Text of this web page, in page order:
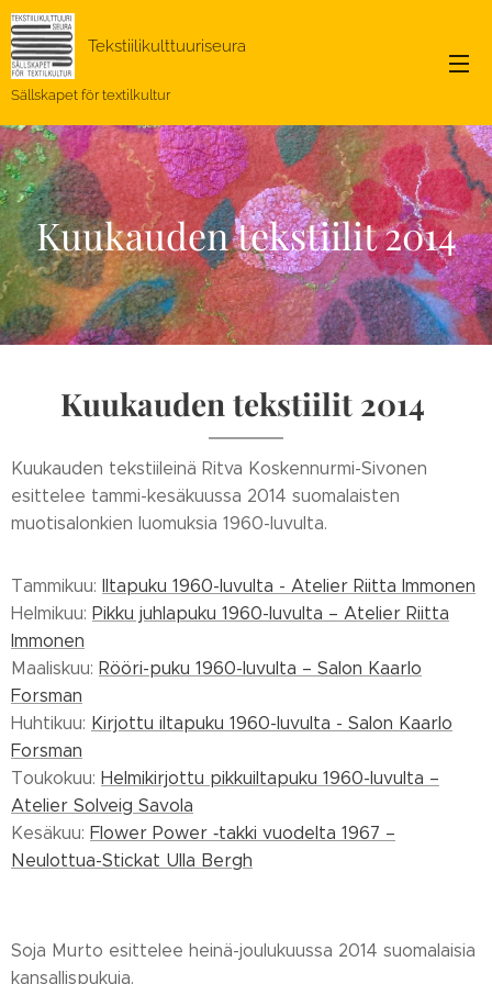
Tekstiilikulttuuriseura
Sällskapet för textilkultur
Kuukauden tekstiilit 2014
Kuukauden tekstiilit 2014
Kuukauden tekstiileinä Ritva Koskennurmi-Sivonen
esittelee tammi-kesäkuussa 2014 suomalaisten
muotisalonkien luomuksia 1960-luvulta.
Tammikuu: Iltapuku 1960-luvulta - Atelier Riitta Immonen
Helmikuu: Pikku juhlapuku 1960-luvulta – Atelier Riitta
Immonen
Maaliskuu: Rööri-puku 1960-luvulta – Salon Kaarlo
Forsman
Huhtikuu: Kirjottu iltapuku 1960-luvulta - Salon Kaarlo
Forsman
Toukokuu: Helmikirjottu pikkuiltapuku 1960-luvulta –
Atelier Solveig Savola
Kesäkuu: Flower Power ‑takki vuodelta 1967 –
Neulottua-Stickat Ulla Bergh
Soja Murto esittelee heinä-joulukuussa 2014 suomalaisia
kansallispukuja.